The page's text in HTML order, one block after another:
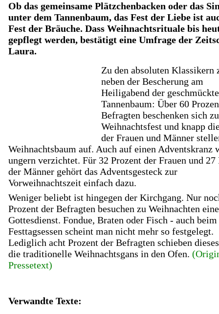
Ob das gemeinsame Plätzchenbacken oder das
unter dem Tannenbaum, das Fest der Liebe ist
Fest der Bräuche. Dass Weihnachtsrituale bis
gepflegt werden, bestätigt eine Umfrage der
Laura.
Zu den absoluten Klassikern
neben der Bescherung am
Heiligabend der geschmückte
Tannenbaum: Über 60
Befragten beschenken sich
Weihnachtsfest und knapp
der Frauen und Männer
Weihnachtsbaum auf. Auch auf einen Adventskranz
ungern verzichtet. Für 32 Prozent der Frauen und 27
der Männer gehört das Adventsgesteck zur
Vorweihnachtszeit einfach dazu.
Weniger beliebt ist hingegen der Kirchgang. Nur
Prozent der Befragten besuchen zu Weihnachten
Gottesdienst. Fondue, Braten oder Fisch - auch beim
Festtagsessen scheint man nicht mehr so festgelegt.
Lediglich acht Prozent der Befragten schieben
die traditionelle Weihnachtsgans in den Ofen.
Pressetext)
Verwandte Texte: